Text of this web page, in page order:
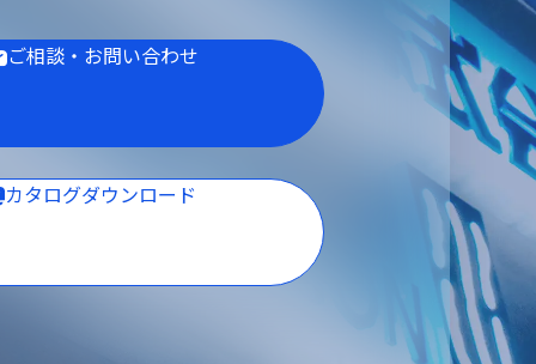
ご相談・お問い合わせ
カタログダウンロード